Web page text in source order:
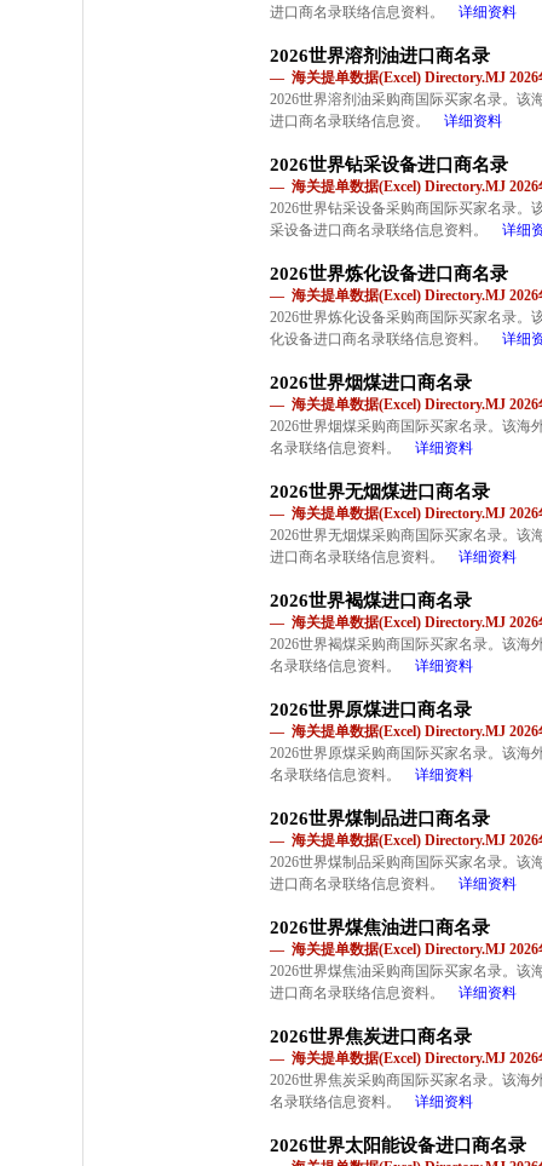
进口商名录联络信息资料。
详细资料
2026世界溶剂油进口商名录
— 海关提单数据(Excel) Directory.MJ 2026
2026世界溶剂油采购商国际买家名录。该
进口商名录联络信息资。
详细资料
2026世界钻采设备进口商名录
— 海关提单数据(Excel) Directory.MJ 2026
2026世界钻采设备采购商国际买家名录。
采设备进口商名录联络信息资料。
详细
2026世界炼化设备进口商名录
— 海关提单数据(Excel) Directory.MJ 2026
2026世界炼化设备采购商国际买家名录。
化设备进口商名录联络信息资料。
详细
2026世界烟煤进口商名录
— 海关提单数据(Excel) Directory.MJ 2026
2026世界烟煤采购商国际买家名录。该海
名录联络信息资料。
详细资料
2026世界无烟煤进口商名录
— 海关提单数据(Excel) Directory.MJ 2026
2026世界无烟煤采购商国际买家名录。该
进口商名录联络信息资料。
详细资料
2026世界褐煤进口商名录
— 海关提单数据(Excel) Directory.MJ 2026
2026世界褐煤采购商国际买家名录。该海
名录联络信息资料。
详细资料
2026世界原煤进口商名录
— 海关提单数据(Excel) Directory.MJ 2026
2026世界原煤采购商国际买家名录。该海
名录联络信息资料。
详细资料
2026世界煤制品进口商名录
— 海关提单数据(Excel) Directory.MJ 2026
2026世界煤制品采购商国际买家名录。该
进口商名录联络信息资料。
详细资料
2026世界煤焦油进口商名录
— 海关提单数据(Excel) Directory.MJ 2026
2026世界煤焦油采购商国际买家名录。该
进口商名录联络信息资料。
详细资料
2026世界焦炭进口商名录
— 海关提单数据(Excel) Directory.MJ 2026
2026世界焦炭采购商国际买家名录。该海
名录联络信息资料。
详细资料
2026世界太阳能设备进口商名录